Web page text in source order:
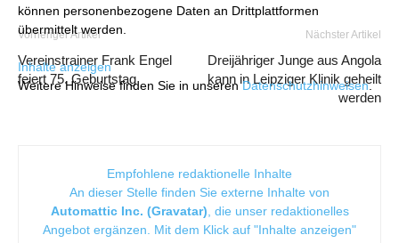
können personenbezogene Daten an Drittplattformen
übermittelt werden.
Inhalte anzeigen
Weitere Hinweise finden Sie in unserenDatenschutzhinweisen.
Vorheriger Artikel
Vereinstrainer Frank Engel
feiert 75. Geburtstag
Nächster Artikel
Dreijähriger Junge aus Angola
kann in Leipziger Klinik geheilt
werden
Empfohlene redaktionelle Inhalte
An dieser Stelle finden Sie externe Inhalte von
Automattic Inc. (Gravatar) , die unser redaktionelles
Angebot ergänzen. Mit dem Klick auf "Inhalte anzeigen"